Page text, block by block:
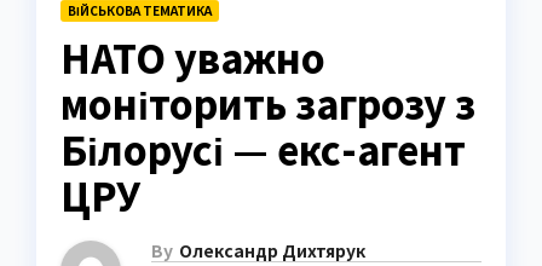
ВІЙСЬКОВА ТЕМАТИКА
НАТО уважно
моніторить загрозу з
Білорусі — екс-агент
ЦРУ
By Олександр Дихтярук